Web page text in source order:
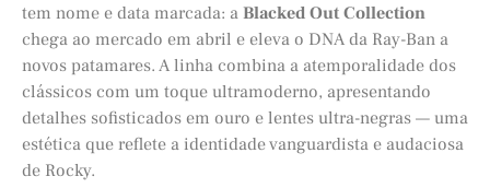
tem nome e data marcada: a Blacked Out Collection
chega ao mercado em abril e eleva o DNA da Ray-Ban a
novos patamares. A linha combina a atemporalidade dos
clássicos com um toque ultramoderno, apresentando
detalhes sofisticados em ouro e lentes ultra-negras — uma
estética que reflete a identidade vanguardista e audaciosa
de Rocky.